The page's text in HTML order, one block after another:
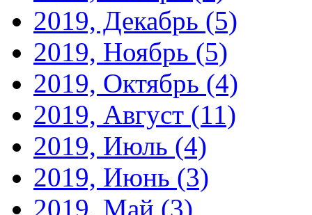
2019, Декабрь (5)
2019, Ноябрь (5)
2019, Октябрь (4)
2019, Август (11)
2019, Июль (4)
2019, Июнь (3)
2019, Май (3)